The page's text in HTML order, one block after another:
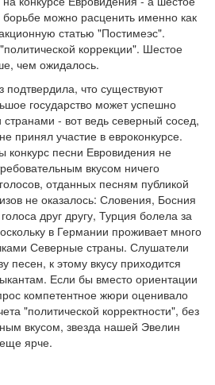
борьбе можно расценить именно как
статью "Постимеэс".
коррекции". Шестое
чем ожидалось.
подтвердила, что существуют
государство может успешно
странами - вот ведь северный сосед,
принял участие в евроконкурсе.
конкурс песни Евровидения не
вкусом ничего
отданных песням публикой
не оказалось: Словения, Босния
друг другу, Турция болела за
в Германии проживает много
Северные страны. Слушатели
песен, к этому вкусу приходится
Если бы вместо ориентации
компетентное жюри оценивало
"политической корректности", без
вкусом, звезда нашей Эвелин
ярче.